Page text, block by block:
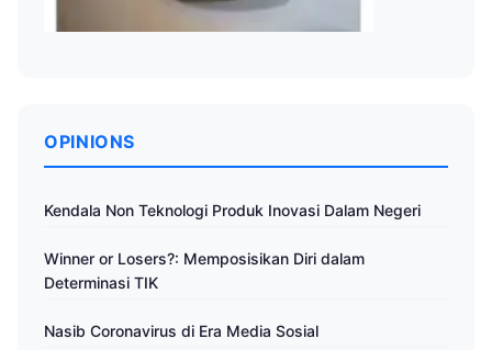
OPINIONS
Kendala Non Teknologi Produk Inovasi Dalam Negeri
Winner or Losers?: Memposisikan Diri dalam
Determinasi TIK
Nasib Coronavirus di Era Media Sosial